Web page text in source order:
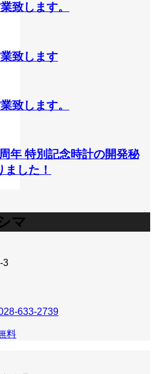
致します。
致します
致します。
年 特別記念時計の開発秘
した！
マ
3
633-2739